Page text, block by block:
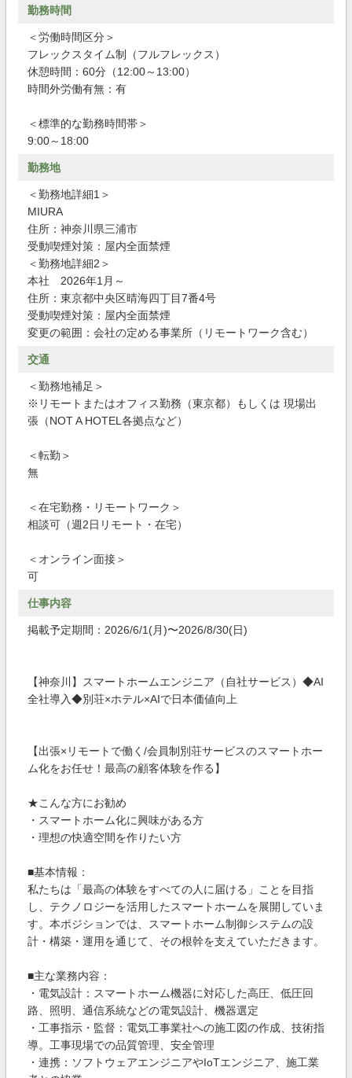
勤務時間
＜労働時間区分＞
フレックスタイム制（フルフレックス）
休憩時間：60分（12:00～13:00）
時間外労働有無：有
＜標準的な勤務時間帯＞
9:00～18:00
勤務地
＜勤務地詳細1＞
MIURA
住所：神奈川県三浦市
受動喫煙対策：屋内全面禁煙
＜勤務地詳細2＞
本社 2026年1月～
住所：東京都中央区晴海四丁目7番4号
受動喫煙対策：屋内全面禁煙
変更の範囲：会社の定める事業所（リモートワーク含む）
交通
＜勤務地補足＞
※リモートまたはオフィス勤務（東京都）もしくは 現場出
張（NOT A HOTEL各拠点など）
＜転勤＞
無
＜在宅勤務・リモートワーク＞
相談可（週2日リモート・在宅）
＜オンライン面接＞
可
仕事内容
掲載予定期間：2026/6/1(月)〜2026/8/30(日)
【神奈川】スマートホームエンジニア（自社サービス）◆AI
全社導入◆別荘×ホテル×AIで日本価値向上
【出張×リモートで働く/会員制別荘サービスのスマートホー
ム化をお任せ！最高の顧客体験を作る】
★こんな方にお勧め
・スマートホーム化に興味がある方
・理想の快適空間を作りたい方
■基本情報：
私たちは「最高の体験をすべての人に届ける」ことを目指
し、テクノロジーを活用したスマートホームを展開していま
す。本ポジションでは、スマートホーム制御システムの設
計・構築・運用を通じて、その根幹を支えていただきます。
■主な業務内容：
・電気設計：スマートホーム機器に対応した高圧、低圧回
路、照明、通信系統などの電気設計、機器選定
・工事指示・監督：電気工事業社への施工図の作成、技術指
導。工事現場での品質管理、安全管理
・連携：ソフトウェアエンジニアやIoTエンジニア、施工業